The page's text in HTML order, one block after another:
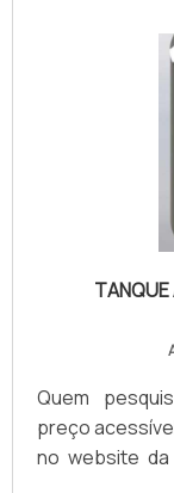
TANQUE
Quem
preço
no website
contato com